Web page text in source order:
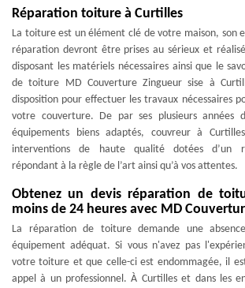
Réparation toiture à Curtilles
La toiture est un élément clé de votre maison, son
réparation devront être prises au sérieux et
disposant les matériels nécessaires ainsi que le
de toiture MD Couverture Zingueur sise à
disposition pour effectuer les travaux nécessaires
votre couverture. De par ses plusieurs années
équipements biens adaptés, couvreur à
interventions de haute qualité dotées d’un
répondant à la règle de l’art ainsi qu’à vos attentes.
Obtenez un devis réparation de
moins de 24 heures avec MD
La réparation de toiture demande une
équipement adéquat. Si vous n'avez pas
votre toiture et que celle-ci est endommagée, il
appel à un professionnel. À Curtilles et dans les